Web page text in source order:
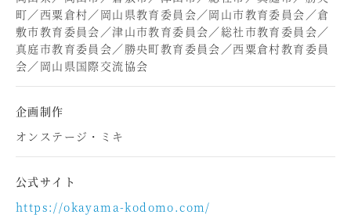
町／西粟倉村／岡山県教育委員会／岡山市教育委員会／倉
敷市教育委員会／津山市教育委員会／総社市教育委員会／
真庭市教育委員会／勝央町教育委員会／西粟倉村教育委員
会／岡山県国際交流協会
企画制作
オンステージ・ミキ
公式サイト
https://okayama-kodomo.com/